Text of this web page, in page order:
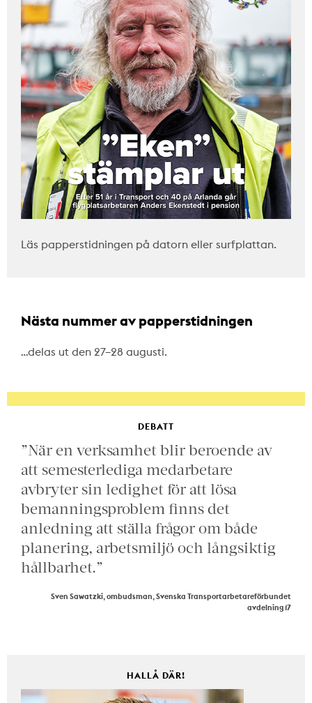
Läs papperstidningen på datorn eller surfplattan.
Nästa nummer av papperstidningen
…delas ut den 27–28 augusti.
DEBATT
”När en verksamhet blir beroende av
att semesterlediga medarbetare
avbryter sin ledighet för att lösa
bemanningsproblem finns det
anledning att ställa frågor om både
planering, arbetsmiljö och långsiktig
hållbarhet.”
Sven Sawatzki, ombudsman, Svenska Transportarbetareförbundet
avdelning 17
HALLÅ DÄR!